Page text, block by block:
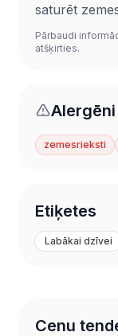
saturēt
Pārbaudi
atšķirties.
Alergēni
zemesrieksti
Etiķetes
Labākai dzīvei
Cenu